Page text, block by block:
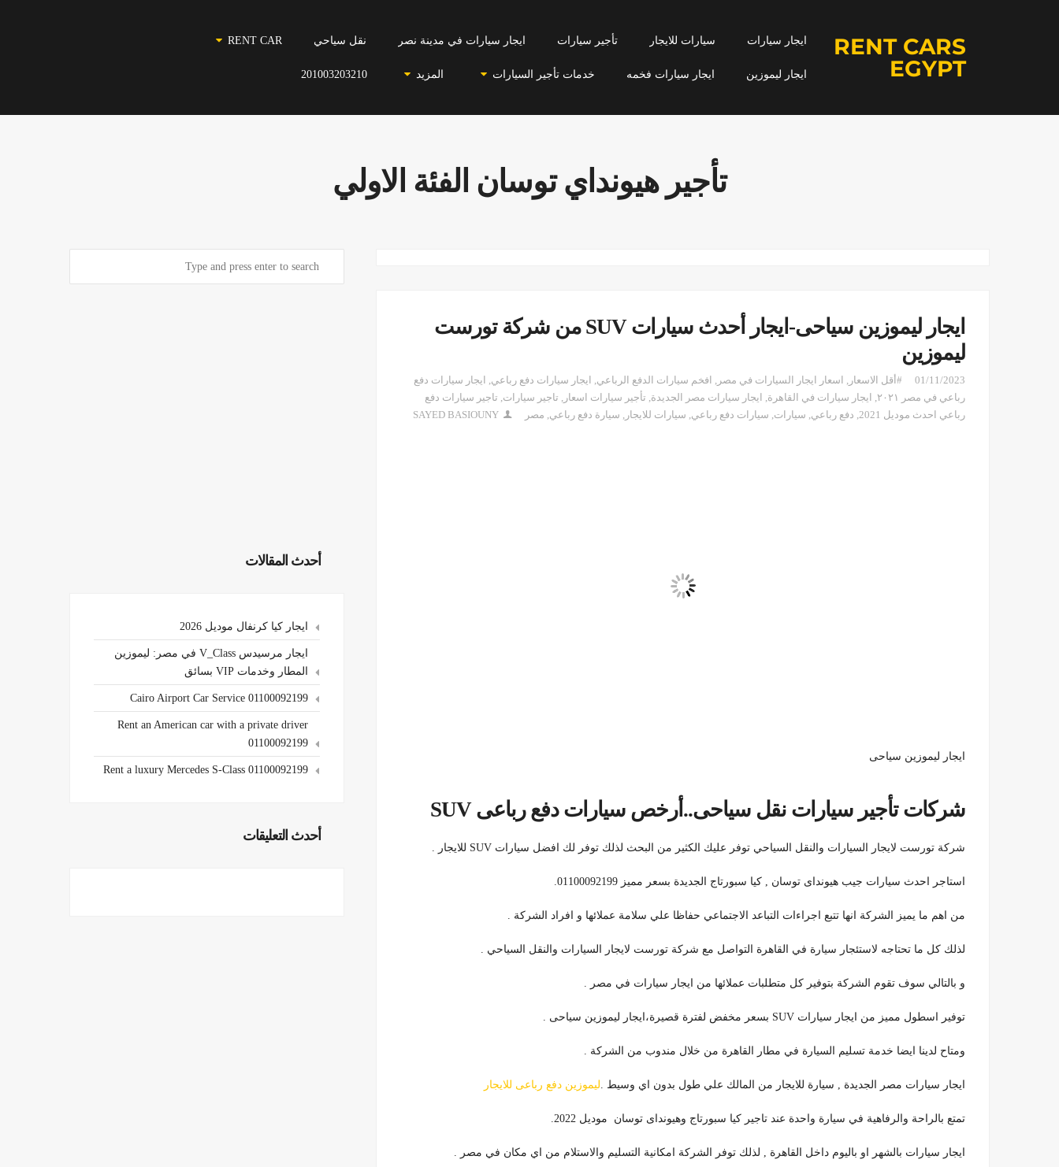
RENT CARS
EGYPT
ايجار سيارات سيارات للايجار تأجير سيارات ايجار سيارات في مدينة نصر نقل سياحي RENT CAR
ايجار ليموزين ايجار سيارات فخمه خدمات تأجير السيارات المزيد 201003203210
تأجير هيونداي توسان الفئة الاولي
ايجار ليموزين سياحى-ايجار أحدث سيارات SUV من شركة تورست
ليموزين
01/11/2023 #أقل الاسعار , اسعار ايجار السيارات في مصر , افخم سيارات الدفع الرباعي, ايجار سيارات دفع رباعي, ايجار سيارات دفع
رباعي في مصر ٢٠٢١
, ايجار سيارات في القاهرة, ايجار سيارات مصر الجديدة, تأجير سيارات اسعار , تاجير سيارات, تاجير سيارات دفع
رباعي احدث موديل 2021
, دفع رباعي, سيارات, سيارات دفع رباعي, سيارات للايجار , سيارة دفع رباعي, مصر SAYED BASIOUNY
ايجار ليموزين سياحى
شركات تأجير سيارات نقل سياحى..أرخص سيارات دفع رباعى SUV
شركة تورست لايجار السيارات والنقل السياحي توفر عليك الكثير من البحث لذلك توفر لك افضل سيارات SUV للايجار .
استاجر احدث سيارات جيب هيونداى توسان , كيا سبورتاج الجديدة بسعر مميز 01100092199.
من اهم ما يميز الشركة انها تتبع اجراءات التباعد الاجتماعي حفاظا علي سلامة عملائها و افراد الشركة .
لذلك كل ما تحتاجه لاستئجار سيارة في القاهرة التواصل مع شركة تورست لايجار السيارات والنقل السياحي .
و بالتالي سوف تقوم الشركة بتوفير كل متطلبات عملائها من ايجار سيارات في مصر .
توفير اسطول مميز من ايجار سيارات SUV بسعر مخفض لفترة قصيرة،ايجار ليموزين سياحى .
ومتاح لدينا ايضا خدمة تسليم السيارة في مطار القاهرة من خلال مندوب من الشركة .
ايجار سيارات مصر الجديدة , سيارة للايجار من المالك علي طول بدون اي وسيط .ليموزين دفع رباعى للايجار
تمتع بالراحة والرفاهية في سيارة واحدة عند تاجير كيا سبورتاج وهيونداى توسان موديل 2022.
ايجار سيارات بالشهر او باليوم داخل القاهرة , لذلك توفر الشركة امكانية التسليم والاستلام من اي مكان في مصر .
أحدث المقالات
ايجار كيا كرنفال موديل 2026
ايجار مرسيدس V_Class في مصر: ليموزين
المطار وخدمات VIP بسائق
Cairo Airport Car Service 01100092199
Rent an American car with a private driver
01100092199
Rent a luxury Mercedes S-Class 01100092199
أحدث التعليقات